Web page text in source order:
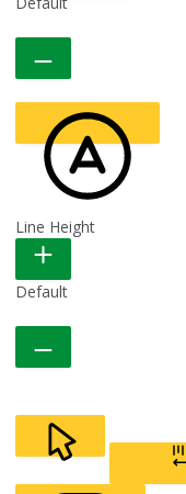
READABLE FONT
Line Height
Default